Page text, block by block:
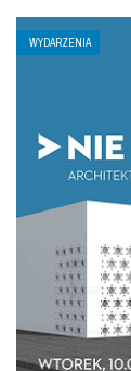
WYDARZENIA